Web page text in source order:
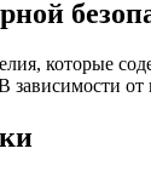
которые